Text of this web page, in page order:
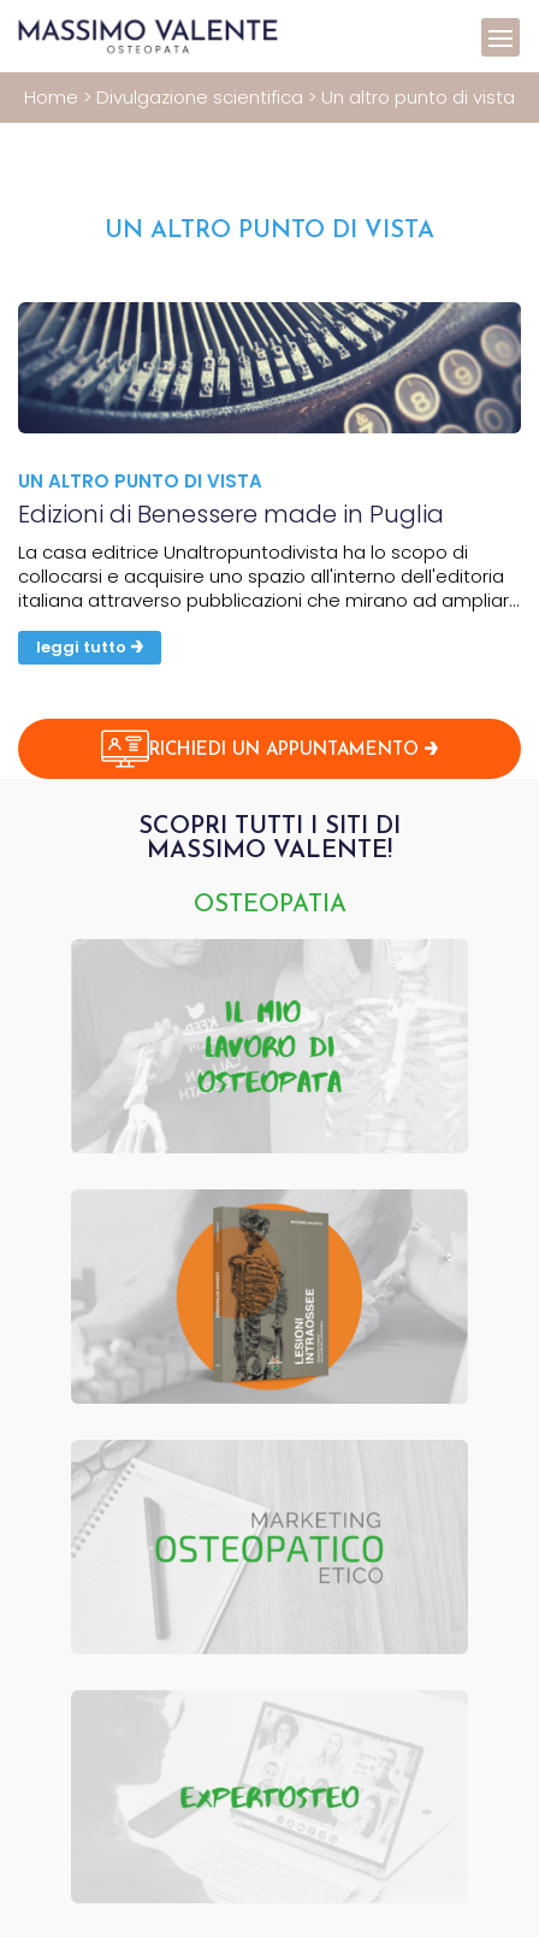
Home > Divulgazione scientifica > Un altro punto di vista
UN ALTRO PUNTO DI VISTA
Edizioni di Benessere made in Puglia
UN ALTRO PUNTO DI VISTA
La casa editrice Unaltropuntodivista ha lo scopo di
collocarsi e acquisire uno spazio all'interno dell'editoria
italiana attraverso pubblicazioni che mirano ad ampliare
maniera propositiva e dialettica differenti...
leggi tutto
RICHIEDI UN APPUNTAMENTO
SCOPRI TUTTI I SITI DI
MASSIMO VALENTE!
OSTEOPATIA